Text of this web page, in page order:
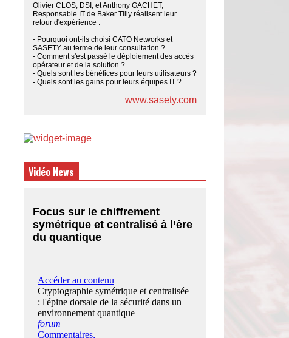
Olivier CLOS, DSI, et Anthony GACHET,
Responsable IT de Baker Tilly réalisent leur
retour d'expérience :
- Pourquoi ont-ils choisi CATO Networks et
SASETY au terme de leur consultation ?
- Comment s'est passé le déploiement des accès
opérateur et de la solution ?
- Quels sont les bénéfices pour leurs utilisateurs ?
- Quels sont les gains pour leurs équipes IT ?
www.sasety.com
Vidéo News
Focus sur le chiffrement
symétrique et centralisé à l’ère
du quantique